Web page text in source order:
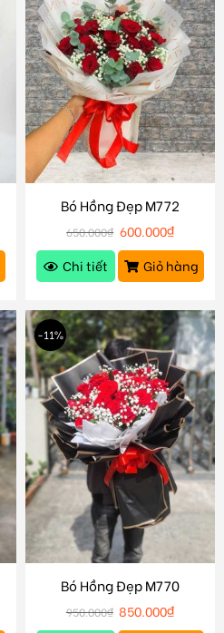
Bó Hồng Đẹp M772
650.000₫ 600.000₫
Chi tiết
Giỏ hàng
-11%
Bó Hồng Đẹp M770
950.000₫ 850.000₫